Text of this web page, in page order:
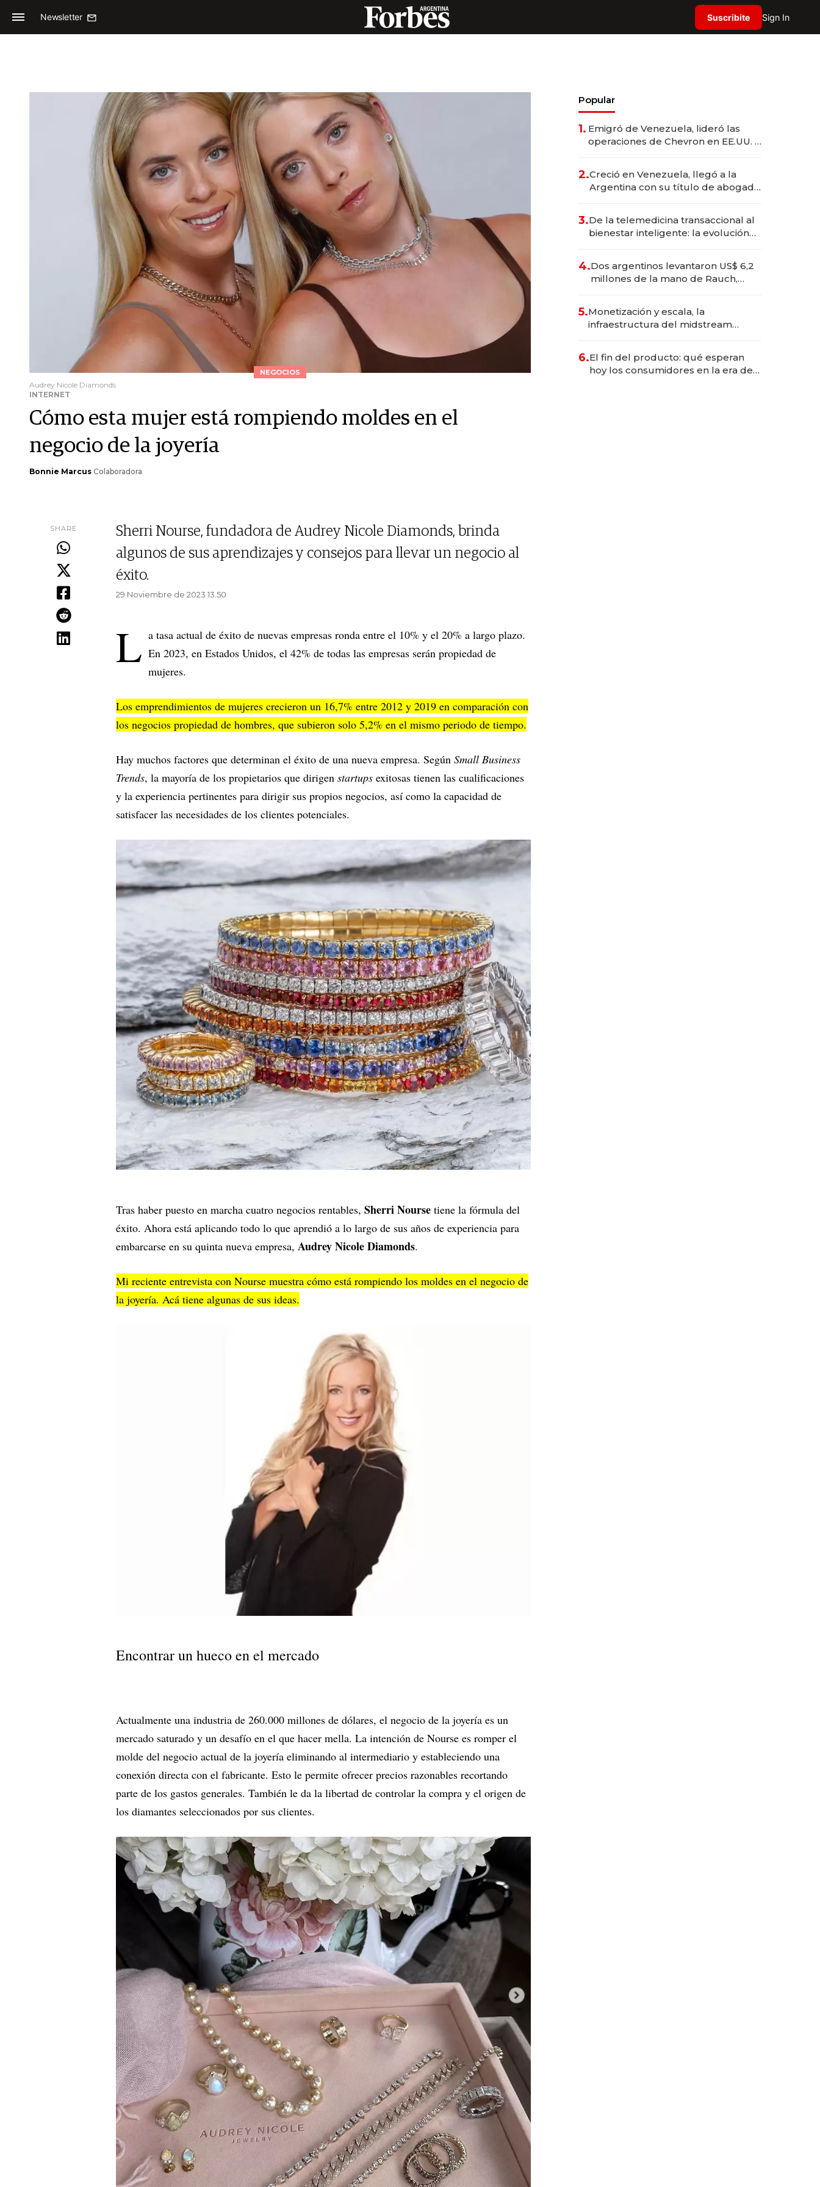
Newsletter Suscribite Sign In
NEGOCIOS
Audrey Nicole Diamonds
INTERNET
Cómo esta mujer está rompiendo moldes en el
negocio de la joyería
Bonnie Marcus Colaboradora
SHARE
Sherri Nourse, fundadora de Audrey Nicole Diamonds, brinda
algunos de sus aprendizajes y consejos para llevar un negocio al
éxito.
29 Noviembre de 2023 13.50
L a tasa actual de éxito de nuevas empresas ronda entre el 10% y el 20% a largo plazo.
En 2023, en Estados Unidos, el 42% de todas las empresas serán propiedad de
mujeres.
Los emprendimientos de mujeres crecieron un 16,7% entre 2012 y 2019 en comparación con
los negocios propiedad de hombres, que subieron solo 5,2% en el mismo periodo de tiempo.
Hay muchos factores que determinan el éxito de una nueva empresa. Según Small Business
Trends, la mayoría de los propietarios que dirigen startups exitosas tienen las cualificaciones
y la experiencia pertinentes para dirigir sus propios negocios, así como la capacidad de
satisfacer las necesidades de los clientes potenciales.
Tras haber puesto en marcha cuatro negocios rentables, Sherri Nourse tiene la fórmula del
éxito. Ahora está aplicando todo lo que aprendió a lo largo de sus años de experiencia para
embarcarse en su quinta nueva empresa, Audrey Nicole Diamonds.
Mi reciente entrevista con Nourse muestra cómo está rompiendo los moldes en el negocio de
la joyería. Acá tiene algunas de sus ideas.
Encontrar un hueco en el mercado
Actualmente una industria de 260.000 millones de dólares, el negocio de la joyería es un
mercado saturado y un desafío en el que hacer mella. La intención de Nourse es romper el
molde del negocio actual de la joyería eliminando al intermediario y estableciendo una
conexión directa con el fabricante. Esto le permite ofrecer precios razonables recortando
parte de los gastos generales. También le da la libertad de controlar la compra y el origen de
los diamantes seleccionados por sus clientes.
Popular
1. Emigró de Venezuela, lideró las
operaciones de Chevron en EE.UU. y
2.Creció en Venezuela, llegó a la
Argentina con su título de abogado
marcas "fast premium"
3.De la telemedicina transaccional al
bienestar inteligente: la evolución
4.Dos argentinos levantaron US$ 6,2
millones de la mano de Rauch,
5.Monetización y escala, la
infraestructura del midstream
6.El fin del producto: qué esperan
hoy los consumidores en la era de